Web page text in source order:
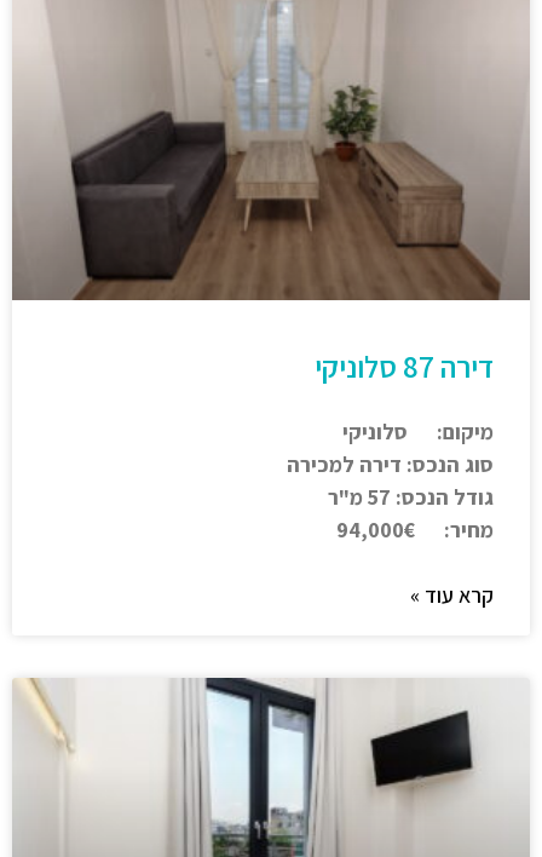
דירה 87 סלוניקי
מיקום: סלוניקי
סוג הנכס: דירה למכירה
גודל הנכס: 57 מ"ר
מחיר: 94,000€
קרא עוד »